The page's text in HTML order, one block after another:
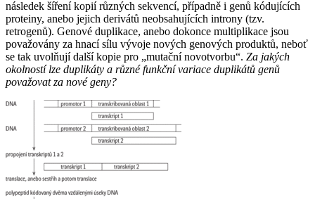
následek šíření kopií různých sekvencí, případně i genů kódujících
proteiny, anebo jejich derivátů neobsahujících introny (tzv.
retrogenů). Genové duplikace, anebo dokonce multiplikace jsou
považovány za hnací sílu vývoje nových genových produktů, neboť
se tak uvolňují další kopie pro „mutační novotvorbu“. Za jakých
okolností lze duplikáty a různé funkční variace duplikátů genů
považovat za nové geny?